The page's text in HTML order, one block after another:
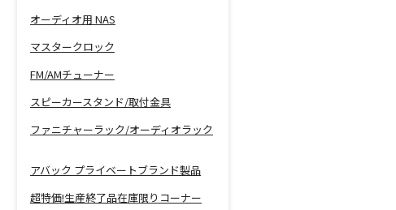
オーディオ用 NAS
マスタークロック
FM/AMチューナー
スピーカースタンド/取付金具
ファニチャーラック/オーディオラック
アバック プライベートブランド製品
超特価!生産終了品在庫限りコーナー